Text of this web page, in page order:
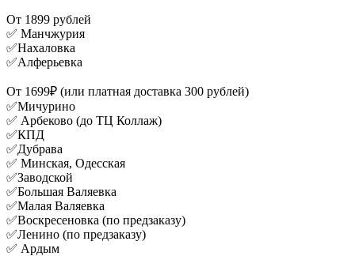
От 1899 рублей
✅ Манчжурия
✅Нахаловка
✅Алферьевка
От 1699₽ (или платная доставка 300 рублей)
✅Мичурино
✅ Арбеково (до ТЦ Коллаж)
✅КПД
✅Дубрава
✅ Минская, Одесская
✅Заводской
✅Большая Валяевка
✅Малая Валяевка
✅Воскресеновка (по предзаказу)
✅Ленино (по предзаказу)
✅ Ардым